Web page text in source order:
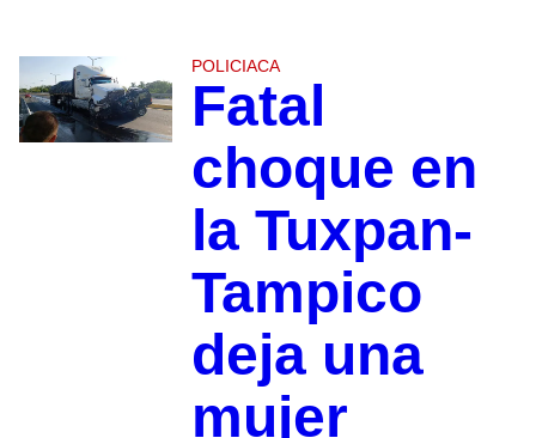
POLICIACA
Fatal
choque en
la Tuxpan-
Tampico
deja una
mujer